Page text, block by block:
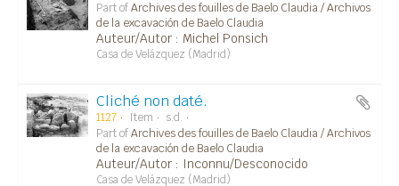
Part ofArchives des fouilles de Baelo Claudia / Archivos
de la excavación de Baelo Claudia
Auteur/Autor : Michel Ponsich
Casa de Velázquez (Madrid)
Cliché non daté.
1127 Item
s.d.
Part ofArchives des fouilles de Baelo Claudia / Archivos
de la excavación de Baelo Claudia
Auteur/Autor : Inconnu/Desconocido
Casa de Velázquez (Madrid)